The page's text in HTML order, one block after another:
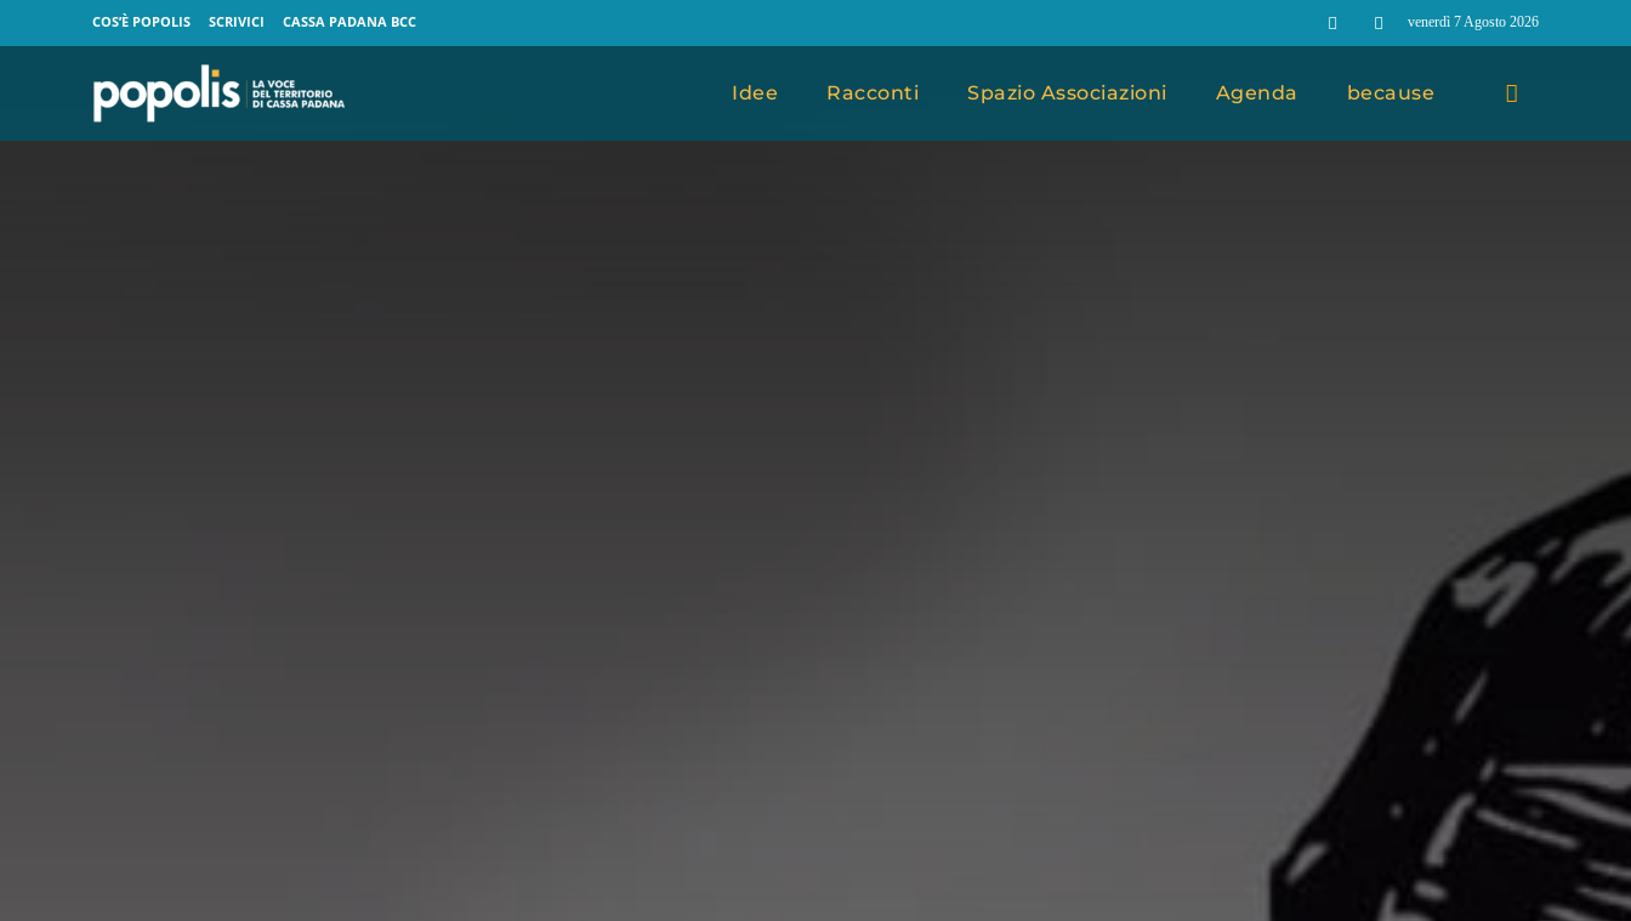
COS’È POPOLIS SCRIVICI CASSA PADANA BCC venerdì 7 Agosto 2026
Idee Racconti Spazio Associazioni Agenda because